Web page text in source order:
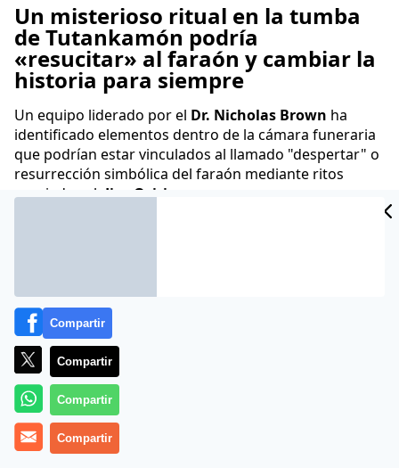
Un misterioso ritual en la tumba
de Tutankamón podría
«resucitar» al faraón y cambiar la
historia para siempre
Un equipo liderado por el Dr. Nicholas Brown ha
identificado elementos dentro de la cámara funeraria
que podrían estar vinculados al llamado "despertar" o
resurrección simbólica del faraón mediante ritos
asociados aldios Osiris
Compartir
Compartir
Compartir
Compartir